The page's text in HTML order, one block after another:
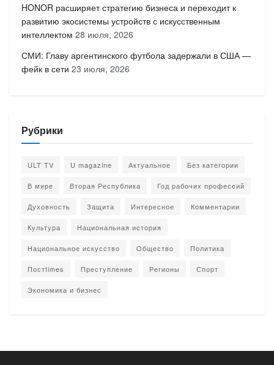
HONOR расширяет стратегию бизнеса и переходит к
развитию экосистемы устройств с искусственным
интеллектом 28 июля, 2026
СМИ: Главу аргентинского футбола задержали в США —
фейк в сети 23 июля, 2026
Рубрики
ULT TV U magazine Актуальное Без категории
В мире Вторая Республика Год рабочих профессий
Духовность Защита Интересное Комментарии
Культура Национальная история
Национальное искусство Общество Политика
Постtimes Преступление Регионы Спорт
Экономика и бизнес